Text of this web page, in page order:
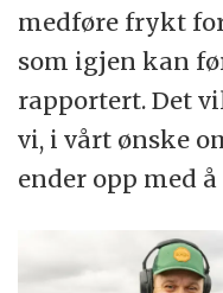
medføre frykt
som igjen kan
rapportert. Det
vi, i vårt ønske
ender opp med